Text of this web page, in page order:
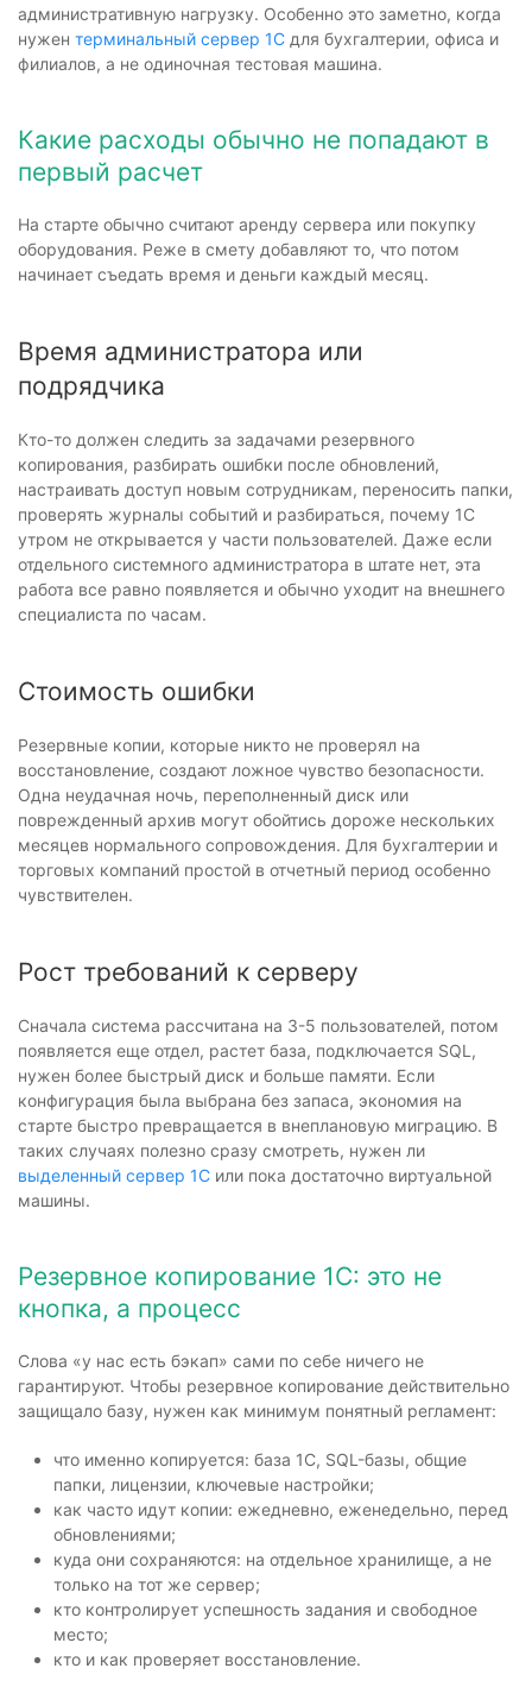
административную нагрузку. Особенно это заметно, когда
нужен терминальный сервер 1С для бухгалтерии, офиса и
филиалов, а не одиночная тестовая машина.
Какие расходы обычно не попадают в
первый расчет
На старте обычно считают аренду сервера или покупку
оборудования. Реже в смету добавляют то, что потом
начинает съедать время и деньги каждый месяц.
Время администратора или
подрядчика
Кто-то должен следить за задачами резервного
копирования, разбирать ошибки после обновлений,
настраивать доступ новым сотрудникам, переносить папки,
проверять журналы событий и разбираться, почему 1С
утром не открывается у части пользователей. Даже если
отдельного системного администратора в штате нет, эта
работа все равно появляется и обычно уходит на внешнего
специалиста по часам.
Стоимость ошибки
Резервные копии, которые никто не проверял на
восстановление, создают ложное чувство безопасности.
Одна неудачная ночь, переполненный диск или
поврежденный архив могут обойтись дороже нескольких
месяцев нормального сопровождения. Для бухгалтерии и
торговых компаний простой в отчетный период особенно
чувствителен.
Рост требований к серверу
Сначала система рассчитана на 3-5 пользователей, потом
появляется еще отдел, растет база, подключается SQL,
нужен более быстрый диск и больше памяти. Если
конфигурация была выбрана без запаса, экономия на
старте быстро превращается в внеплановую миграцию. В
таких случаях полезно сразу смотреть, нужен ли
выделенный сервер 1С или пока достаточно виртуальной
машины.
Резервное копирование 1С: это не
кнопка, а процесс
Слова «у нас есть бэкап» сами по себе ничего не
гарантируют. Чтобы резервное копирование действительно
защищало базу, нужен как минимум понятный регламент:
что именно копируется: база 1С, SQL-базы, общие
папки, лицензии, ключевые настройки;
как часто идут копии: ежедневно, еженедельно, перед
обновлениями;
куда они сохраняются: на отдельное хранилище, а не
только на тот же сервер;
кто контролирует успешность задания и свободное
место;
кто и как проверяет восстановление.